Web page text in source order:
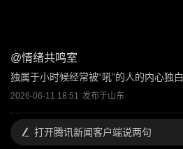
@情绪共鸣室
独属于小时候经常被“吼”的人的内心独白
2026-06-11 18:51 发布于山东
打开腾讯新闻客户端说两句